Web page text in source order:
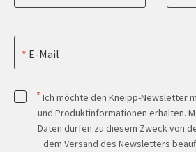
E-Mail
* Ich möchte den Kneipp-Newsletter
und Produktinformationen erhalten.
Daten dürfen zu diesem Zweck von
dem Versand des Newsletters